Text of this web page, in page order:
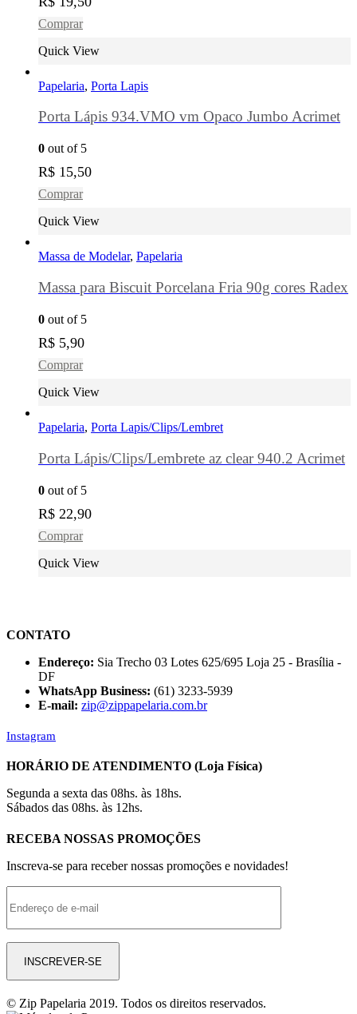
Comprar
Quick View
Papelaria, Porta Lapis
Porta Lápis 934.VMO vm Opaco Jumbo Acrimet
0 out of 5
R$ 15,50
Comprar
Quick View
Massa de Modelar, Papelaria
Massa para Biscuit Porcelana Fria 90g cores Radex
0 out of 5
R$ 5,90
Comprar
Quick View
Papelaria, Porta Lapis/Clips/Lembret
Porta Lápis/Clips/Lembrete az clear 940.2 Acrimet
0 out of 5
R$ 22,90
Comprar
Quick View
CONTATO
Endereço: Sia Trecho 03 Lotes 625/695 Loja 25 - Brasília -
DF
WhatsApp Business: (61) 3233-5939
E-mail: zip@zippapelaria.com.br
Instagram
HORÁRIO DE ATENDIMENTO (Loja Física)
Segunda a sexta das 08hs. às 18hs.
Sábados das 08hs. às 12hs.
RECEBA NOSSAS PROMOÇÕES
Inscreva-se para receber nossas promoções e novidades!
© Zip Papelaria 2019. Todos os direitos reservados.